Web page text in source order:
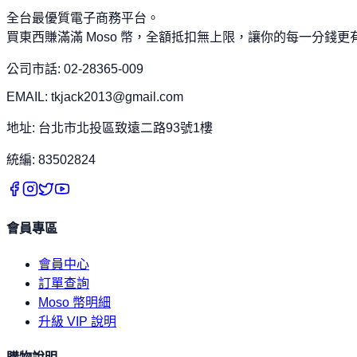
全台最優質電子商務平台。
買東西賺滿滿 Moso 幣，全額抵扣無上限，讓你的每一分錢更
公司市話: 02-28365-009
EMAIL: tkjack2013@gmail.com
地址: 台北市北投區致遠二路93號1樓
統編: 83502824
會員專區
會員中心
訂單查詢
Moso 幣明細
升級 VIP 說明